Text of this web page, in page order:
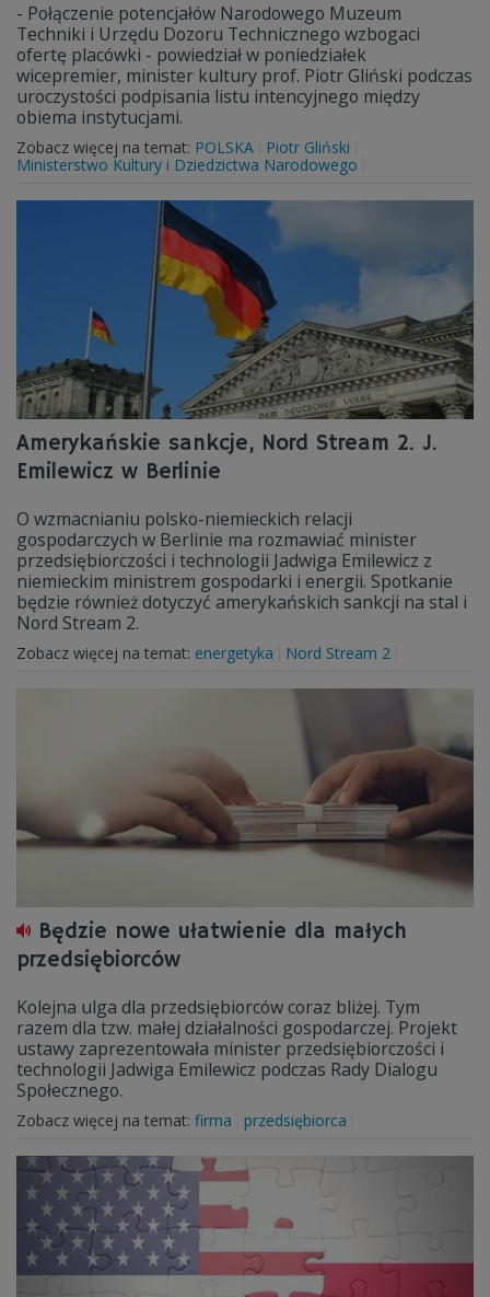
- Połączenie potencjałów Narodowego Muzeum
Techniki i Urzędu Dozoru Technicznego wzbogaci
ofertę placówki - powiedział w poniedziałek
wicepremier, minister kultury prof. Piotr Gliński podczas
uroczystości podpisania listu intencyjnego między
obiema instytucjami.
Zobacz więcej na temat: POLSKA
Piotr Gliński
Ministerstwo Kultury i Dziedzictwa Narodowego
Amerykańskie sankcje, Nord Stream 2. J.
Emilewicz w Berlinie
O wzmacnianiu polsko-niemieckich relacji
gospodarczych w Berlinie ma rozmawiać minister
przedsiębiorczości i technologii Jadwiga Emilewicz z
niemieckim ministrem gospodarki i energii. Spotkanie
będzie również dotyczyć amerykańskich sankcji na stal i
Nord Stream 2.
Zobacz więcej na temat: energetyka Nord Stream 2
Będzie nowe ułatwienie dla małych
przedsiębiorców
Kolejna ulga dla przedsiębiorców coraz bliżej. Tym
razem dla tzw. małej działalności gospodarczej. Projekt
ustawy zaprezentowała minister przedsiębiorczości i
technologii Jadwiga Emilewicz podczas Rady Dialogu
Społecznego.
Zobacz więcej na temat: firma przedsiębiorca